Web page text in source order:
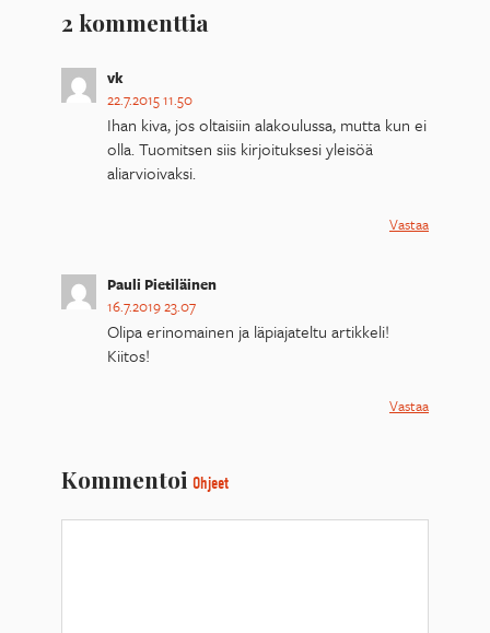
2 kommenttia
vk
22.7.2015 11.50
Ihan kiva, jos oltaisiin alakoulussa, mutta kun ei
olla. Tuomitsen siis kirjoituksesi yleisöä
aliarvioivaksi.
Vastaa
Pauli Pietiläinen
16.7.2019 23.07
Olipa erinomainen ja läpiajateltu artikkeli!
Kiitos!
Vastaa
Kommentoi Ohjeet